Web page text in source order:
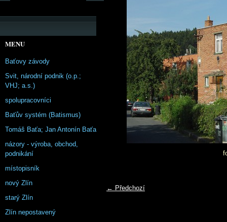
← Předchozí
MENU
Baťovy závody
Svit, národní podnik (o.p.;
VHJ; a.s.)
spolupracovníci
Baťův systém (Batismus)
Tomáš Baťa; Jan Antonín Baťa
názory - výroba, obchod,
podnikání
místopisník
nový Zlín
starý Zlín
Zlín nepostavený